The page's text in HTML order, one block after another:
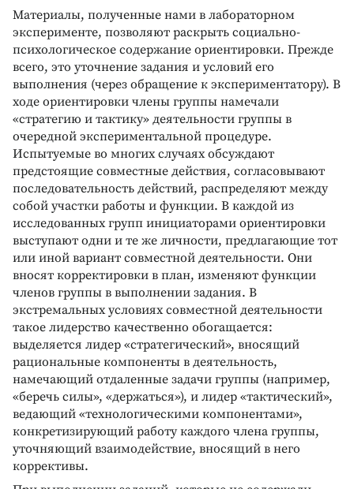
Материалы, полученные нами в лабораторном
эксперименте, позволяют раскрыть социально-
психологическое содержание ориентировки. Прежде
всего, это уточнение задания и условий его
выполнения (через обращение к экспериментатору). В
ходе ориентировки члены группы намечали
«стратегию и тактику» деятельности группы в
очередной экспериментальной процедуре.
Испытуемые во многих случаях обсуждают
предстоящие совместные действия, согласовывают
последовательность действий, распределяют между
собой участки работы и функции. В каждой из
исследованных групп инициаторами ориентировки
выступают одни и те же личности, предлагающие тот
или иной вариант совместной деятельности. Они
вносят корректировки в план, изменяют функции
членов группы в выполнении задания. В
экстремальных условиях совместной деятельности
такое лидерство качественно обогащается:
выделяется лидер «стратегический», вносящий
рациональные компоненты в деятельность,
намечающий отдаленные задачи группы (например,
«беречь силы», «держаться»), и лидер «тактический»,
ведающий «технологическими компонентами»,
конкретизирующий работу каждого члена группы,
уточняющий взаимодействие, вносящий в него
коррективы.